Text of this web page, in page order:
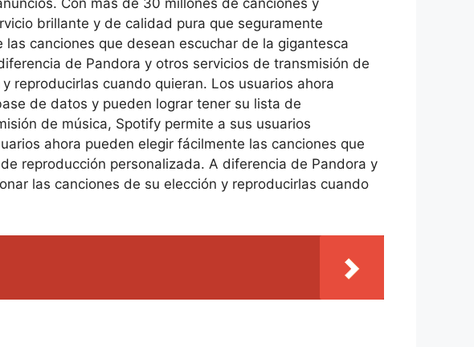
Con más de 30 millones de canciones y
brillante y de calidad pura que seguramente
canciones que desean escuchar de la gigantesca
de Pandora y otros servicios de transmisión de
reproducirlas cuando quieran. Los usuarios ahora
de datos y pueden lograr tener su lista de
de música, Spotify permite a sus usuarios
ahora pueden elegir fácilmente las canciones que
reproducción personalizada. A diferencia de Pandora y
las canciones de su elección y reproducirlas cuando